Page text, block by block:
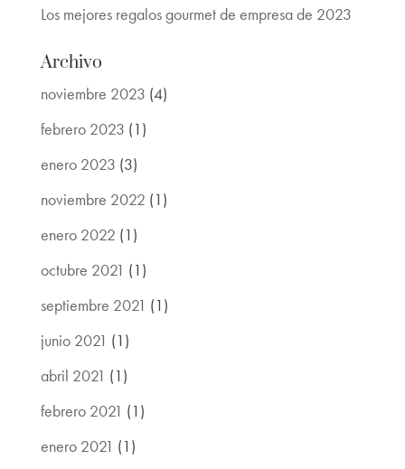
Los mejores regalos gourmet de empresa de 2023
Archivo
noviembre 2023 (4)
febrero 2023 (1)
enero 2023 (3)
noviembre 2022 (1)
enero 2022 (1)
octubre 2021 (1)
septiembre 2021 (1)
junio 2021 (1)
abril 2021 (1)
febrero 2021 (1)
enero 2021 (1)